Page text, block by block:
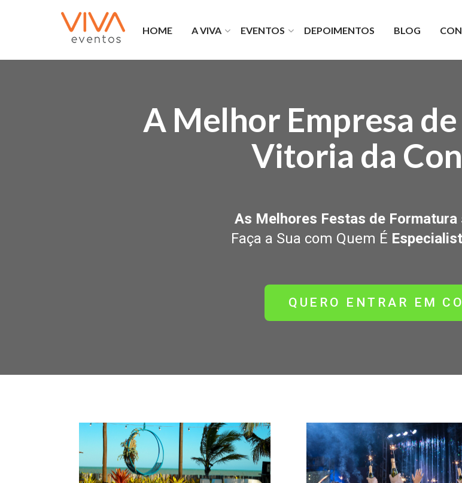
HOME
A VIVA
Viva na mídia
Por que a Viva
EVENTOS
Formaturas
DEPOIMENTOS BLOG
Faça
A Melhor Empresa
Vitoria da
As Melhores Festas de Formatura
Faça a Sua com Quem É
QUERO ENTRAR EM